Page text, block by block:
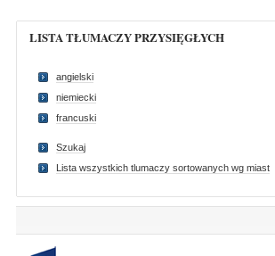
LISTA TŁUMACZY PRZYSIĘGŁYCH
angielski
niemiecki
francuski
Szukaj
Lista wszystkich tlumaczy sortowanych wg miast